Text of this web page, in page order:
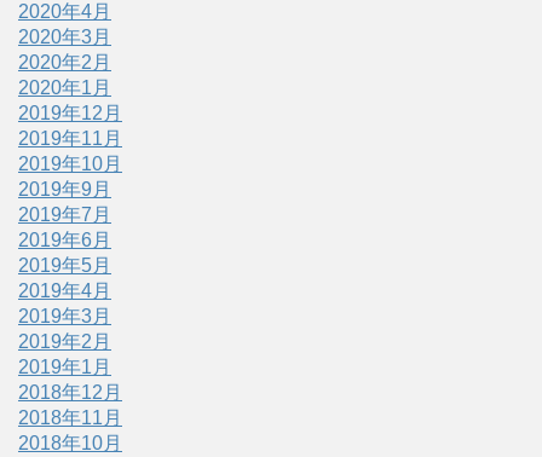
2020年4月
2020年3月
2020年2月
2020年1月
2019年12月
2019年11月
2019年10月
2019年9月
2019年7月
2019年6月
2019年5月
2019年4月
2019年3月
2019年2月
2019年1月
2018年12月
2018年11月
2018年10月